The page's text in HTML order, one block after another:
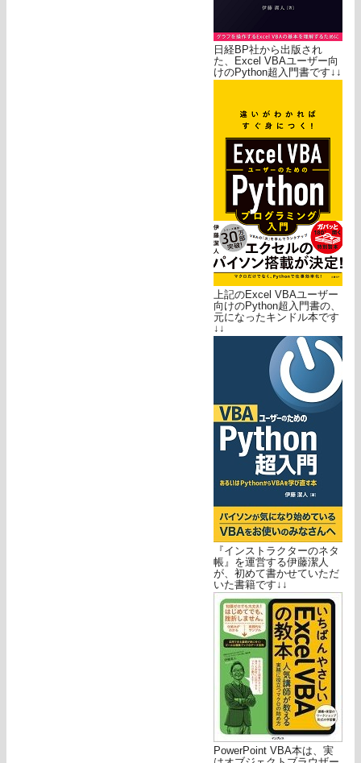
日経BP社から出版され
た、Excel VBAユーザー向
けのPython超入門書です↓↓
上記のExcel VBAユーザー
向けのPython超入門書の、
元になったキンドル本です
↓↓
『インストラクターのネタ
帳』を運営する伊藤潔人
が、初めて書かせていただ
いた書籍です↓↓
PowerPoint VBA本は、実